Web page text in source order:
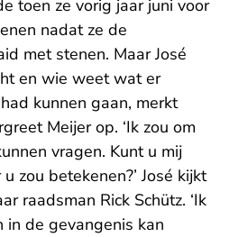
toen ze vorig jaar juni voor
nadat ze de
met stenen. Maar José
en wie weet wat er
kunnen gaan, merkt
Meijer op. ‘Ik zou om
vragen. Kunt u mij
zou betekenen?’ José kijkt
raadsman Rick Schütz. ‘Ik
in de gevangenis kan